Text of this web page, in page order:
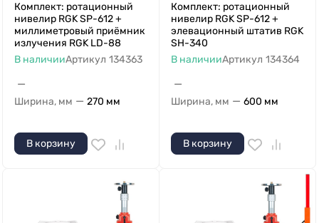
Комплект: ротационный
нивелир RGK SP-612 +
миллиметровый приёмник
излучения RGK LD-88
В наличииАртикул 134363
—
Ширина, мм — 270 мм
В корзину
Комплект: ротационный
нивелир RGK SP-612 +
элевационный штатив RGK
SH-340
В наличииАртикул 134364
—
Ширина, мм — 600 мм
В корзину